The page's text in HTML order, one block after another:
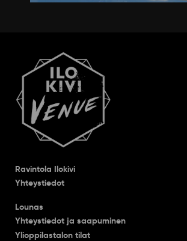
Ravintola Ilokivi
Yhteystiedot
Lounas
Yhteystiedot ja saapuminen
Ylioppilastalon tilat